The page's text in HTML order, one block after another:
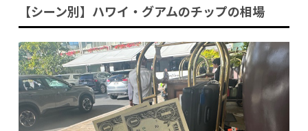
【シーン別】ハワイ・グアムのチップの相場